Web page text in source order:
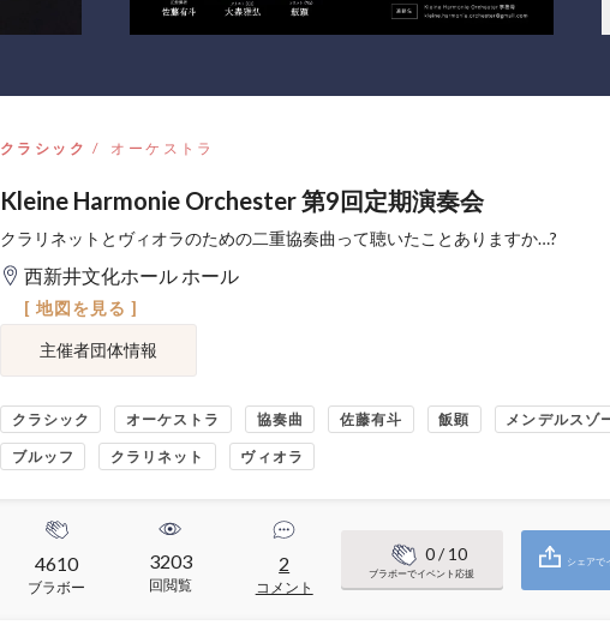
クラシック オーケストラ
Kleine Harmonie Orchester 第9回定期演奏会
クラリネットとヴィオラのための二重協奏曲って聴いたことありますか…?
西新井文化ホール ホール
[ 地図を見る ]
主催者団体情報
クラシック オーケストラ 協奏曲 佐藤有斗 飯顕 メンデルスゾ
ブルッフ クラリネット ヴィオラ
4610
ブラボー
3203
回閲覧
2
コメント
0/ 10
ブラボーでイベント応援
シェアで